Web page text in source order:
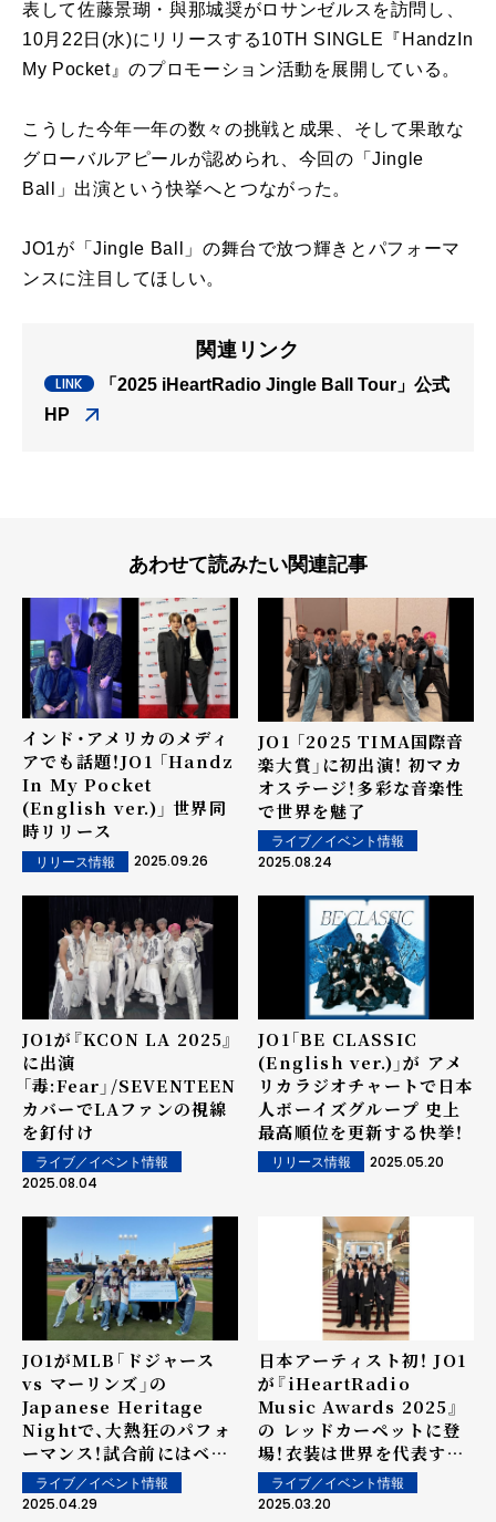
表して佐藤景瑚・與那城奨がロサンゼルスを訪問し、
10月22日(水)にリリースする10TH SINGLE『HandzIn
My Pocket』のプロモーション活動を展開している。
こうした今年一年の数々の挑戦と成果、そして果敢な
グローバルアピールが認められ、今回の「Jingle
Ball」出演という快挙へとつながった。
JO1が「Jingle Ball」の舞台で放つ輝きとパフォーマ
ンスに注目してほしい。
関連リンク
「2025 iHeartRadio Jingle Ball Tour」公式
HP
あわせて読みたい関連記事
インド・アメリカのメディ
アでも話題！JO1 「Handz
In My Pocket
(English ver.)」 世界同
時リリース
リリース情報 2025.09.26
JO1 「2025 TIMA国際音
楽大賞」に初出演！ 初マカ
オステージ！多彩な音楽性
で世界を魅了
ライブ／イベント情報
2025.08.24
JO1が『KCON LA 2025』
に出演
「毒:Fear」/SEVENTEEN
カバーでLAファンの視線
を釘付け
ライブ／イベント情報
2025.08.04
JO1「BE CLASSIC
(English ver.)」が アメ
リカラジオチャートで日本
人ボーイズグループ 史上
最高順位を更新する快挙！
リリース情報 2025.05.20
JO1がMLB「ドジャース
vs マーリンズ」の
Japanese Heritage
Nightで、大熱狂のパフォ
ーマンス！試合前にはベッ
ツ選手らと交流、大谷翔平
選手と同じフィールドに立
ライブ／イベント情報
2025.04.29
日本アーティスト初！ JO1
が『iHeartRadio
Music Awards 2025』
の レッドカーペットに登
場！衣装は世界を代表する
ブランド 『Yohji
Yamamoto POUR
ライブ／イベント情報
2025.03.20